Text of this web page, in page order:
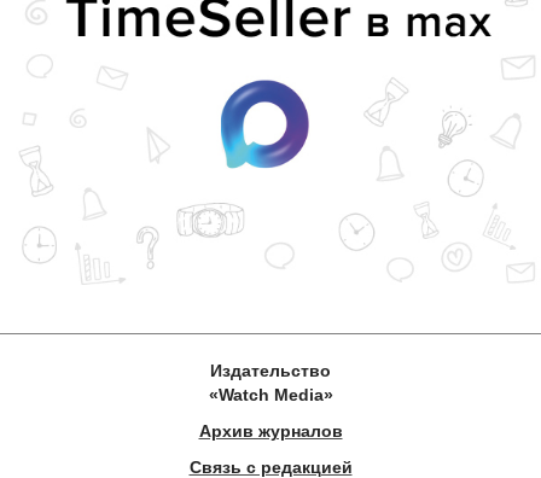
Издательство
«Watch Media»
Архив журналов
Связь с редакцией